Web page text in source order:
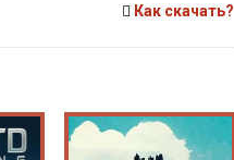
Как скачать?